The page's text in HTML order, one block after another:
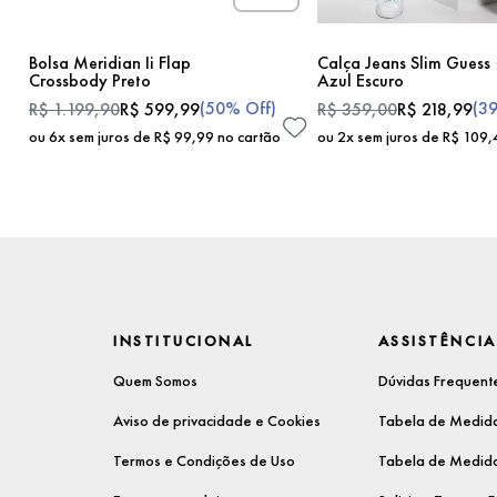
Bolsa Meridian Ii Flap
Crossbody Preto
R$1.199,90R$ 599,99(50% Off)
ou6x sem juros de R$ 99,99 no cartão
Calça Jeans Slim Guess
Azul Escuro
R$359,00R$ 218,99(
ou2x sem juros de R$ 109,
INSTITUCIONAL
Quem Somos
Aviso de privacidade e Cookies
Termos e Condições de Uso
ASSISTÊNCIA
Dúvidas
Tabela de
Tabela de